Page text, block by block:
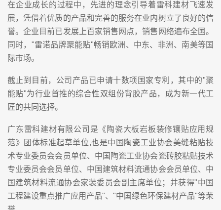
在企业成长的过程中，先进的理念引导着雷科建材飞速发
展，凭借着优质的产品和完善的服务在业内树立了良好的信
誉。企业目前已发展上百家销售网点，销售网络遍布全国。
同时，"雷诺品牌聚能贴"畅销欧洲、中东、非洲、南美等国
际市场。
截止到目前，公司产品已申请十数项国家专利，其中的"聚
能贴"为行业首推的综合性双组份背胶产品，成为新一代工
匠的共同选择。
广东雷科建材有限公司是《陶瓷大板岩板装修镶贴应用规
范》团体标准起草单位,也是中国陶瓷工业协会美缝粘贴技
术专业委员会会员单位、中国陶瓷工业协会瓷砖胶粘贴技术
专业委员会会员单位、中国建筑材料流通协会会员单位、中
国建筑材料流通协会家装委员会副主席单位；井获得"中国
工程建设重点推广应用产品"、"中国绿色环保建材产品"等荣